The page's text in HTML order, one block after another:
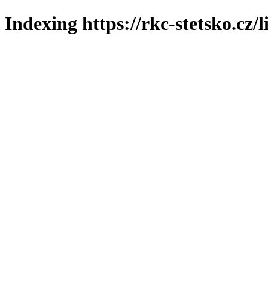
Indexing https://rkc-stetsko.cz/